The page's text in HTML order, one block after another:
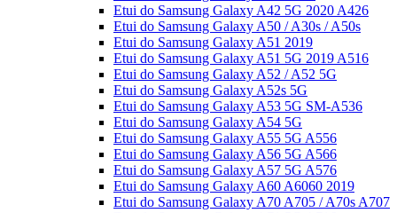
Etui do Samsung Galaxy A42 5G 2020 A426
Etui do Samsung Galaxy A50 / A30s / A50s
Etui do Samsung Galaxy A51 2019
Etui do Samsung Galaxy A51 5G 2019 A516
Etui do Samsung Galaxy A52 / A52 5G
Etui do Samsung Galaxy A52s 5G
Etui do Samsung Galaxy A53 5G SM-A536
Etui do Samsung Galaxy A54 5G
Etui do Samsung Galaxy A55 5G A556
Etui do Samsung Galaxy A56 5G A566
Etui do Samsung Galaxy A57 5G A576
Etui do Samsung Galaxy A60 A6060 2019
Etui do Samsung Galaxy A70 A705 / A70s A707